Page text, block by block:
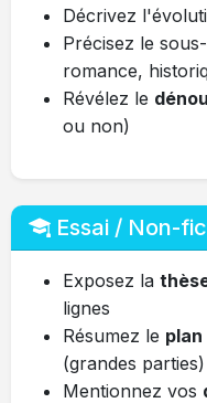
Décrivez
Précisez le
romance,
Révélez le
ou non)
Essai / Non-
Exposez la
lignes
Résumez le
(grandes parties)
Mentionnez vos